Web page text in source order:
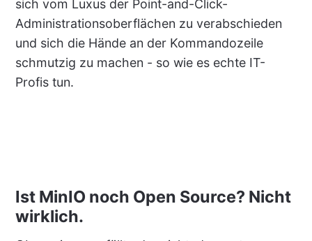
sich vom Luxus der Point-and-Click-
Administrationsoberflächen zu verabschieden
und sich die Hände an der Kommandozeile
schmutzig zu machen - so wie es echte IT-
Profis tun.
Ist MinIO noch Open Source? Nicht
wirklich.